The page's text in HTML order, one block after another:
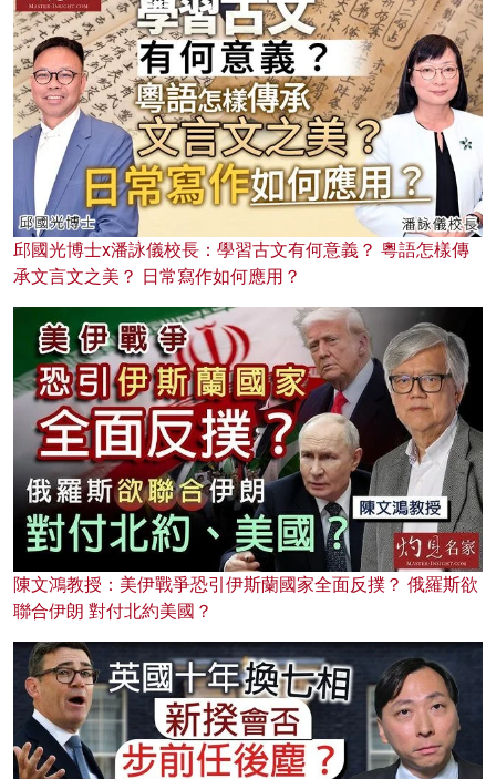
邱國光博士x潘詠儀校長：學習古文有何意義？ 粵語怎樣傳
承文言文之美？ 日常寫作如何應用？
陳文鴻教授：美伊戰爭恐引伊斯蘭國家全面反撲？ 俄羅斯欲
聯合伊朗 對付北約美國？